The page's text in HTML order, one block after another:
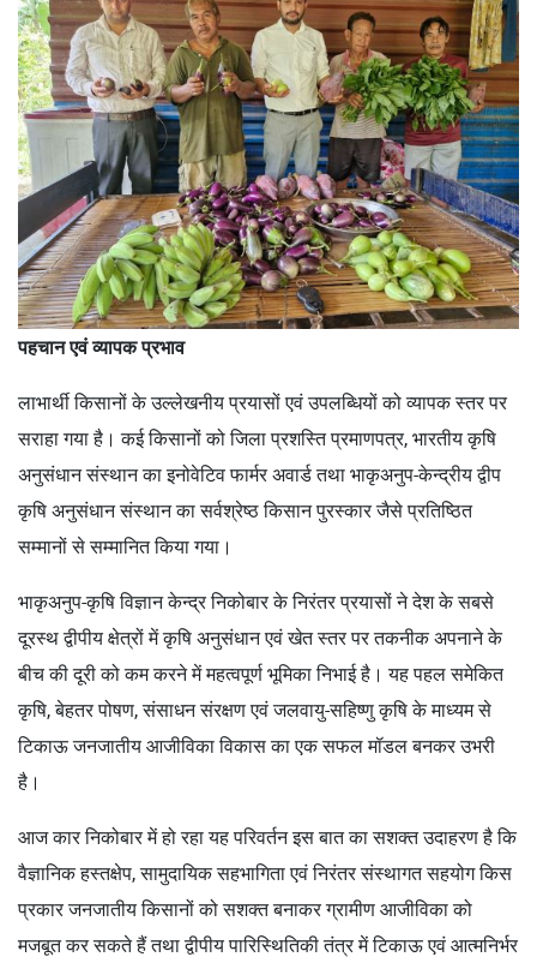
पहचान एवं व्यापक प्रभाव
लाभार्थी किसानों के उल्लेखनीय प्रयासों एवं उपलब्धियों को व्यापक स्तर पर
सराहा गया है। कई किसानों को जिला प्रशस्ति प्रमाणपत्र, भारतीय कृषि
अनुसंधान संस्थान का इनोवेटिव फार्मर अवार्ड तथा भाकृअनुप-केन्द्रीय द्वीप
कृषि अनुसंधान संस्थान का सर्वश्रेष्ठ किसान पुरस्कार जैसे प्रतिष्ठित
सम्मानों से सम्मानित किया गया।
भाकृअनुप-कृषि विज्ञान केन्द्र निकोबार के निरंतर प्रयासों ने देश के सबसे
दूरस्थ द्वीपीय क्षेत्रों में कृषि अनुसंधान एवं खेत स्तर पर तकनीक अपनाने के
बीच की दूरी को कम करने में महत्वपूर्ण भूमिका निभाई है। यह पहल समेकित
कृषि, बेहतर पोषण, संसाधन संरक्षण एवं जलवायु-सहिष्णु कृषि के माध्यम से
टिकाऊ जनजातीय आजीविका विकास का एक सफल मॉडल बनकर उभरी
है।
आज कार निकोबार में हो रहा यह परिवर्तन इस बात का सशक्त उदाहरण है कि
वैज्ञानिक हस्तक्षेप, सामुदायिक सहभागिता एवं निरंतर संस्थागत सहयोग किस
प्रकार जनजातीय किसानों को सशक्त बनाकर ग्रामीण आजीविका को
मजबूत कर सकते हैं तथा द्वीपीय पारिस्थितिकी तंत्र में टिकाऊ एवं आत्मनिर्भर